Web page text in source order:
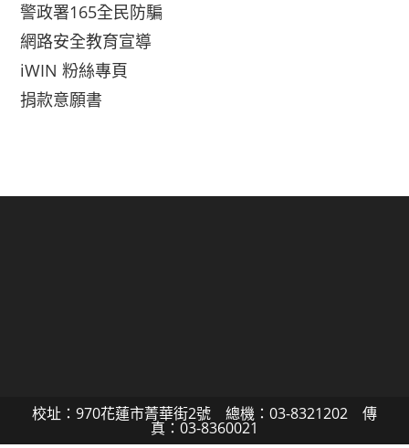
警政署165全民防騙
網路安全教育宣導
iWIN 粉絲專頁
捐款意願書
校址：970花蓮市菁華街2號 總機：03-8321202 傳
真：03-8360021